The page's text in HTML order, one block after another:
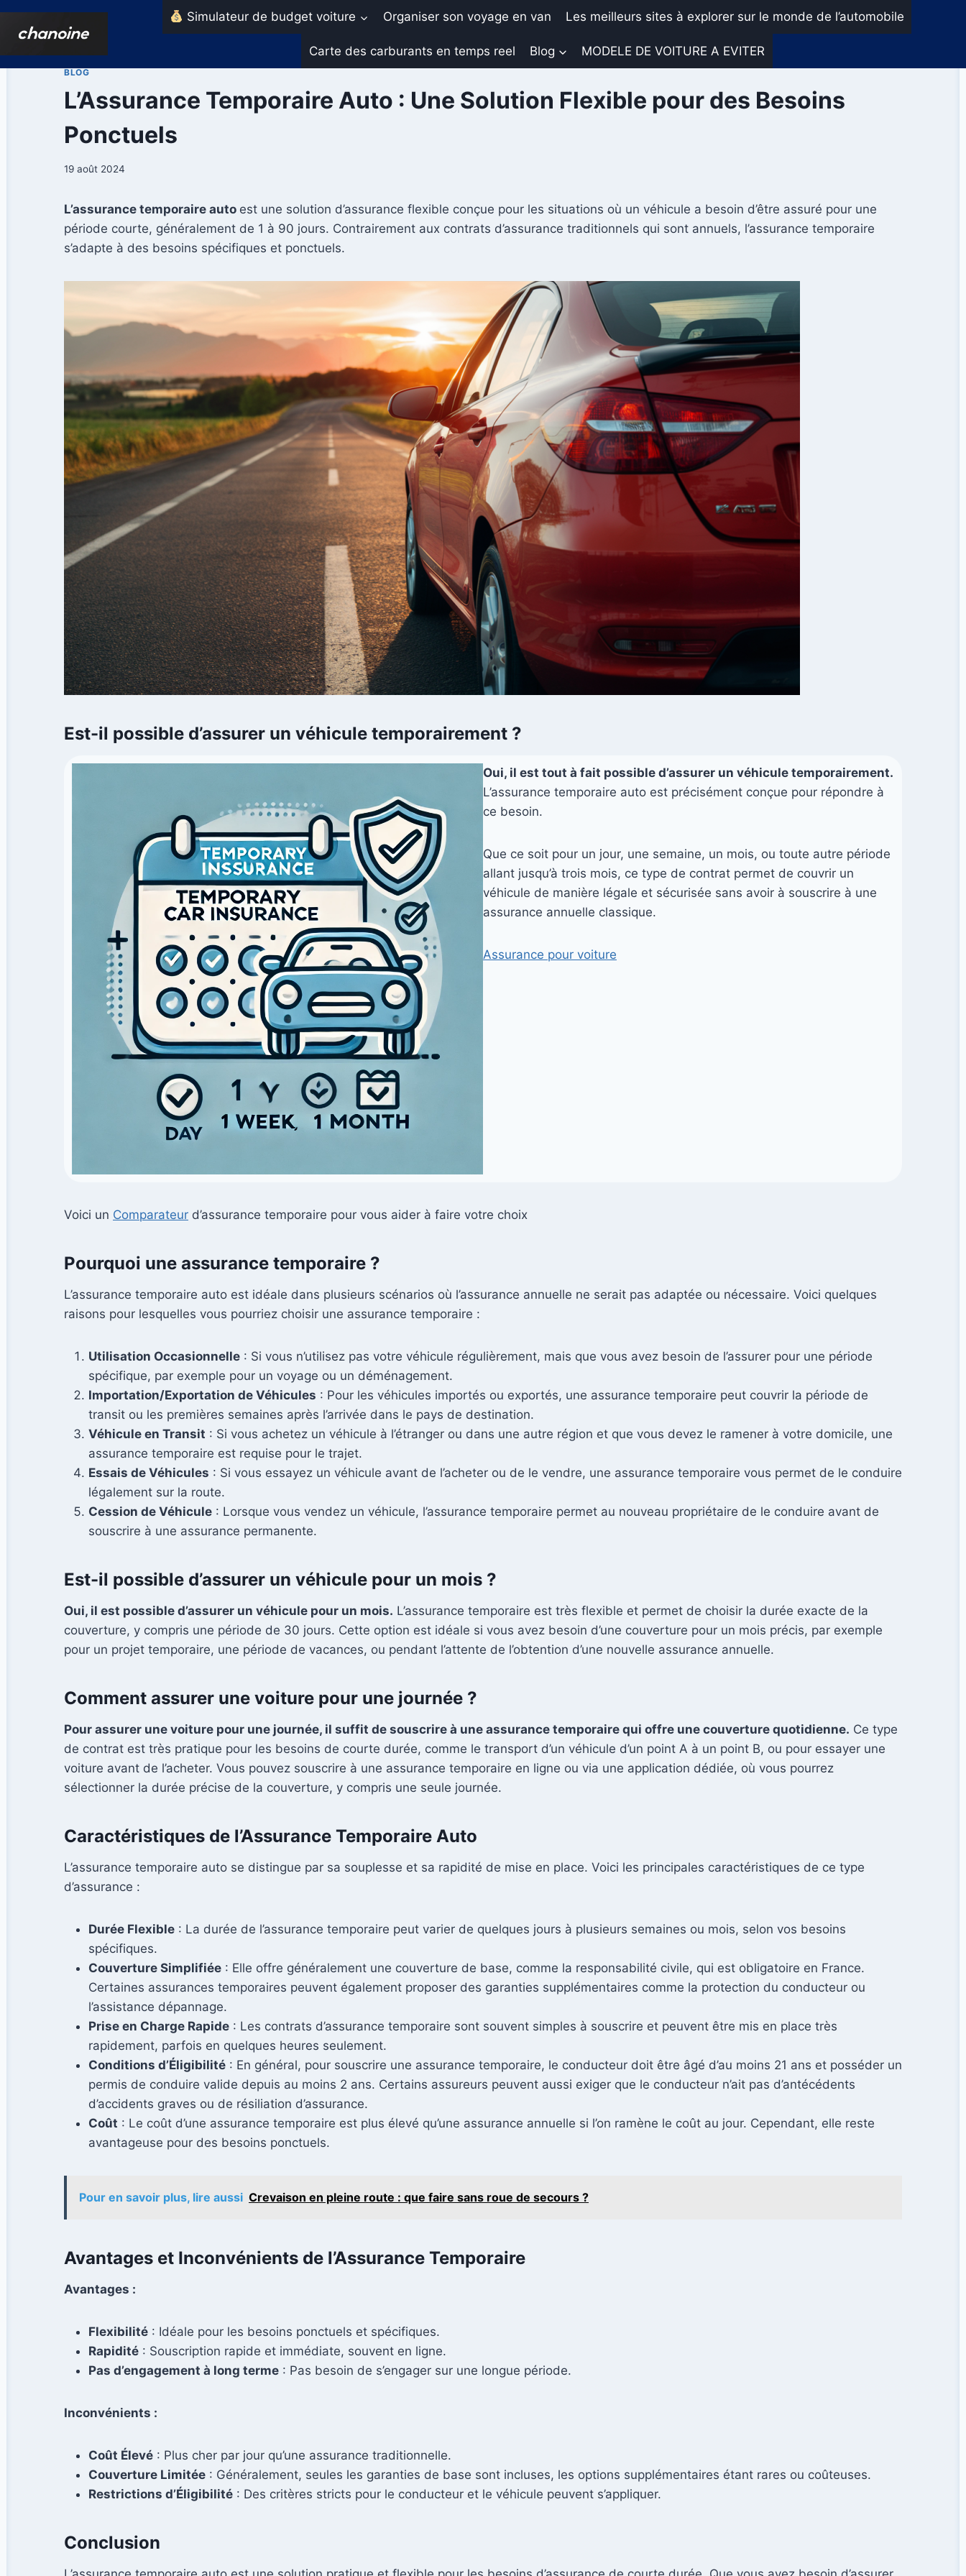
Aller
Simulateur de budget voiture Organiser son voyage en van Les meilleurs sites à explorer sur le monde de l’automobile
Carte des carburants en temps reel Blog MODELE DE VOITURE A EVITER
BLOG
L’Assurance Temporaire Auto : Une Solution Flexible pour des Besoins
Ponctuels
19 août 2024
L’assurance temporaire auto est une solution d’assurance flexible conçue pour les situations où un véhicule a besoin d’être assuré pour une
période courte, généralement de 1 à 90 jours. Contrairement aux contrats d’assurance traditionnels qui sont annuels, l’assurance temporaire
s’adapte à des besoins spécifiques et ponctuels.
Est-il possible d’assurer un véhicule temporairement ?
Oui, il est tout à fait possible d’assurer un véhicule temporairement.
L’assurance temporaire auto est précisément conçue pour répondre à
ce besoin.
Que ce soit pour un jour, une semaine, un mois, ou toute autre période
allant jusqu’à trois mois, ce type de contrat permet de couvrir un
véhicule de manière légale et sécurisée sans avoir à souscrire à une
assurance annuelle classique.
Assurance pour voiture
Voici un Comparateur d’assurance temporaire pour vous aider à faire votre choix
Pourquoi une assurance temporaire ?
L’assurance temporaire auto est idéale dans plusieurs scénarios où l’assurance annuelle ne serait pas adaptée ou nécessaire. Voici quelques
raisons pour lesquelles vous pourriez choisir une assurance temporaire :
Utilisation Occasionnelle : Si vous n’utilisez pas votre véhicule régulièrement, mais que vous avez besoin de l’assurer pour une période
spécifique, par exemple pour un voyage ou un déménagement.
Importation/Exportation de Véhicules : Pour les véhicules importés ou exportés, une assurance temporaire peut couvrir la période de
transit ou les premières semaines après l’arrivée dans le pays de destination.
Véhicule en Transit : Si vous achetez un véhicule à l’étranger ou dans une autre région et que vous devez le ramener à votre domicile, une
assurance temporaire est requise pour le trajet.
Essais de Véhicules : Si vous essayez un véhicule avant de l’acheter ou de le vendre, une assurance temporaire vous permet de le conduire
légalement sur la route.
Cession de Véhicule : Lorsque vous vendez un véhicule, l’assurance temporaire permet au nouveau propriétaire de le conduire avant de
souscrire à une assurance permanente.
Est-il possible d’assurer un véhicule pour un mois ?
Oui, il est possible d’assurer un véhicule pour un mois. L’assurance temporaire est très flexible et permet de choisir la durée exacte de la
couverture, y compris une période de 30 jours. Cette option est idéale si vous avez besoin d’une couverture pour un mois précis, par exemple
pour un projet temporaire, une période de vacances, ou pendant l’attente de l’obtention d’une nouvelle assurance annuelle.
Comment assurer une voiture pour une journée ?
Pour assurer une voiture pour une journée, il suffit de souscrire à une assurance temporaire qui offre une couverture quotidienne. Ce type
de contrat est très pratique pour les besoins de courte durée, comme le transport d’un véhicule d’un point A à un point B, ou pour essayer une
voiture avant de l’acheter. Vous pouvez souscrire à une assurance temporaire en ligne ou via une application dédiée, où vous pourrez
sélectionner la durée précise de la couverture, y compris une seule journée.
Caractéristiques de l’Assurance Temporaire Auto
L’assurance temporaire auto se distingue par sa souplesse et sa rapidité de mise en place. Voici les principales caractéristiques de ce type
d’assurance :
Durée Flexible : La durée de l’assurance temporaire peut varier de quelques jours à plusieurs semaines ou mois, selon vos besoins
spécifiques.
Couverture Simplifiée : Elle offre généralement une couverture de base, comme la responsabilité civile, qui est obligatoire en France.
Certaines assurances temporaires peuvent également proposer des garanties supplémentaires comme la protection du conducteur ou
l’assistance dépannage.
Prise en Charge Rapide : Les contrats d’assurance temporaire sont souvent simples à souscrire et peuvent être mis en place très
rapidement, parfois en quelques heures seulement.
Conditions d’Éligibilité : En général, pour souscrire une assurance temporaire, le conducteur doit être âgé d’au moins 21 ans et posséder un
permis de conduire valide depuis au moins 2 ans. Certains assureurs peuvent aussi exiger que le conducteur n’ait pas d’antécédents
d’accidents graves ou de résiliation d’assurance.
Coût : Le coût d’une assurance temporaire est plus élevé qu’une assurance annuelle si l’on ramène le coût au jour. Cependant, elle reste
avantageuse pour des besoins ponctuels.
Pour en savoir plus, lire aussi Crevaison en pleine route : que faire sans roue de secours ?
Avantages et Inconvénients de l’Assurance Temporaire
Avantages :
Flexibilité : Idéale pour les besoins ponctuels et spécifiques.
Rapidité : Souscription rapide et immédiate, souvent en ligne.
Pas d’engagement à long terme : Pas besoin de s’engager sur une longue période.
Inconvénients :
Coût Élevé : Plus cher par jour qu’une assurance traditionnelle.
Couverture Limitée : Généralement, seules les garanties de base sont incluses, les options supplémentaires étant rares ou coûteuses.
Restrictions d’Éligibilité : Des critères stricts pour le conducteur et le véhicule peuvent s’appliquer.
Conclusion